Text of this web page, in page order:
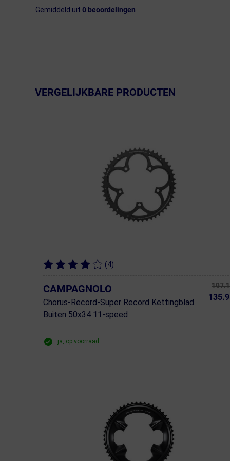
Gemiddeld uit 0beoordelingen
← Terug naar productnavigatie
VERGELIJKBARE PRODUCTEN
(4)
CAMPAGNOLO
Chorus-Record-Super Record Kettingblad
Buiten 50x34 11-speed
ja, op voorraad